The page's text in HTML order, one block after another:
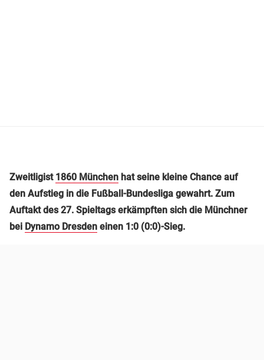
Zweitligist 1860 München hat seine kleine Chance auf
den Aufstieg in die Fußball-Bundesliga gewahrt. Zum
Auftakt des 27. Spieltags erkämpften sich die Münchner
bei Dynamo Dresden einen 1:0 (0:0)-Sieg.